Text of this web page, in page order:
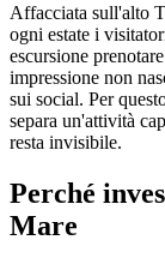
Affacciata sull'alto
ogni estate i
escursione
impressione non
sui social. Per
separa un'attività
resta invisibile.
Perché
Mare